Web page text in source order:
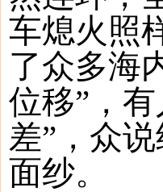
车熄火照
了众多海
位移”，
差”，众
面纱。